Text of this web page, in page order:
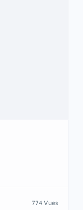
774 Vues